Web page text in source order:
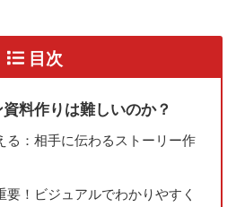
目次
料作りは難しいのか？
る：相手に伝わるストーリー作
要！ビジュアルでわかりやすく